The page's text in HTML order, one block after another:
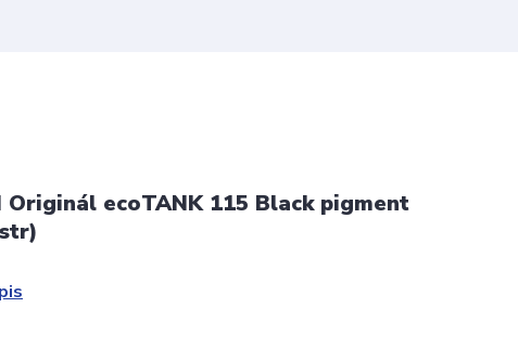
Originál ecoTANK 115 Black pigment